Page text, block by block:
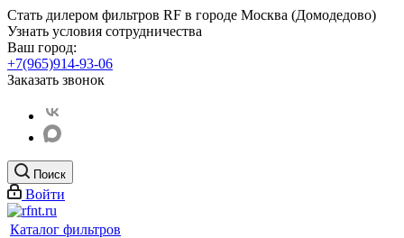
Стать дилером фильтров RF в городе Москва (Домодедово)
Узнать условия сотрудничества
Ваш город:
+7(965)914-93-06
Заказать звонок
Поиск
Войти
Каталог фильтров